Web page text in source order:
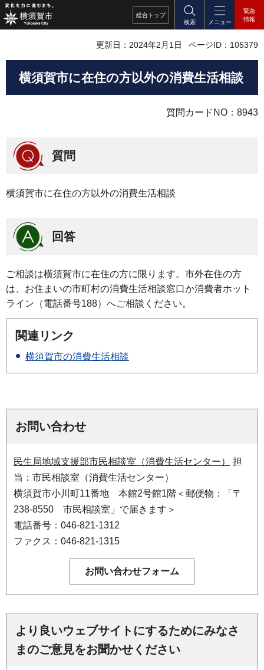
総合 トップ
検索
メニュー
緊急
情報
更新日：2024年2月1日 ページID：105379
横須賀市に在住の方以外の消費生活相談
質問カードNO：8943
質問
横須賀市に在住の方以外の消費生活相談
回答
ご相談は横須賀市に在住の方に限ります。市外在住の方
は、お住まいの市町村の消費生活相談窓口か消費者ホット
ライン（電話番号188）へご相談ください。
関連リンク
横須賀市の消費生活相談
お問い合わせ
民生局地域支援部市民相談室（消費生活センター）
担
当：市民相談室（消費生活センター）
横須賀市小川町11番地 本館2号館1階＜郵便物：「〒
238-8550 市民相談室」で届きます＞
電話番号：046-821-1312
ファクス：046-821-1315
より良いウェブサイトにするためにみなさ
まのご意見をお聞かせください